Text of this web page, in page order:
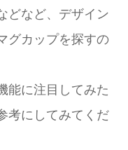
どなど、デザイン
グカップを探すの
能に注目してみた
考にしてみてくだ